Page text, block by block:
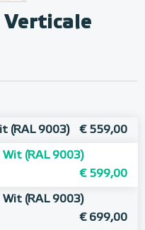
Verticale
(RAL 9003) € 559,00
(RAL 9003)
€ 599,00
(RAL 9003)
€ 699,00